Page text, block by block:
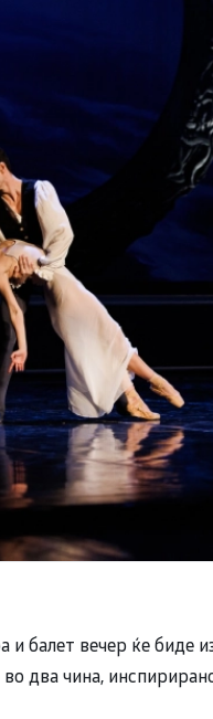
балет вечер ќе биде
два чина,